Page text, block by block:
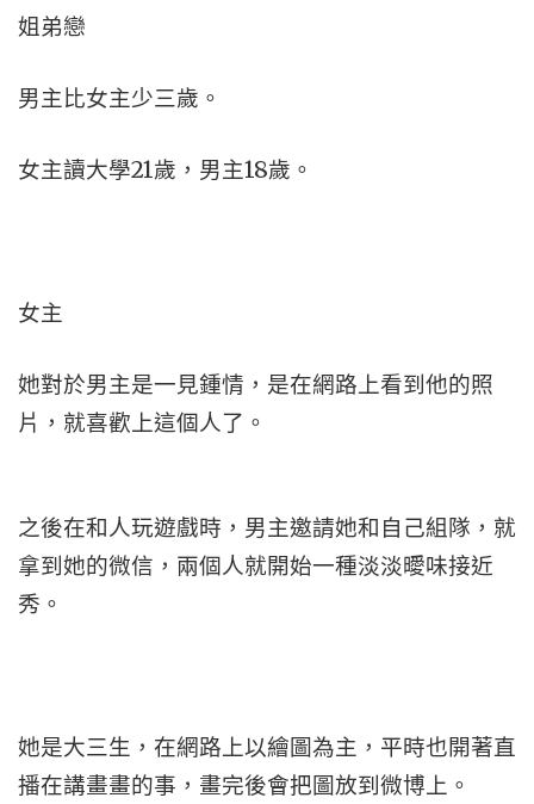
姐弟戀
男主比女主少三歲。
女主讀大學21歲，男主18歲。
女主
她對於男主是一見鍾情，是在網路上看到他的照
片，就喜歡上這個人了。
之後在和人玩遊戲時，男主邀請她和自己組隊，就
拿到她的微信，兩個人就開始一種淡淡曖味接近
秀。
她是大三生，在網路上以繪圖為主，平時也開著直
播在講畫畫的事，畫完後會把圖放到微博上。